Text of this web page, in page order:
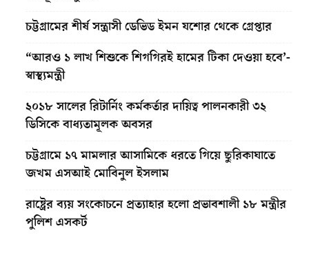
চট্টগ্রামের শীর্ষ সন্ত্রাসী ডেভিড ইমন যশোর থেকে গ্রেপ্তার
“আরও ১ লাখ শিশুকে শিগগিরই হামের টিকা দেওয়া হবে’-
স্বাস্থ্যমন্ত্রী
২০১৮ সালের রিটার্নিং কর্মকর্তার দায়িত্ব পালনকারী ৩২
ডিসিকে বাধ্যতামূলক অবসর
চট্টগ্রামে ১৭ মামলার আসামিকে ধরতে গিয়ে ছুরিকাঘাতে
জখম এসআই মোবিনুল ইসলাম
রাষ্ট্রের ব্যয় সংকোচনে প্রত্যাহার হলো প্রভাবশালী ১৮ মন্ত্রীর
পুলিশ এসকর্ট